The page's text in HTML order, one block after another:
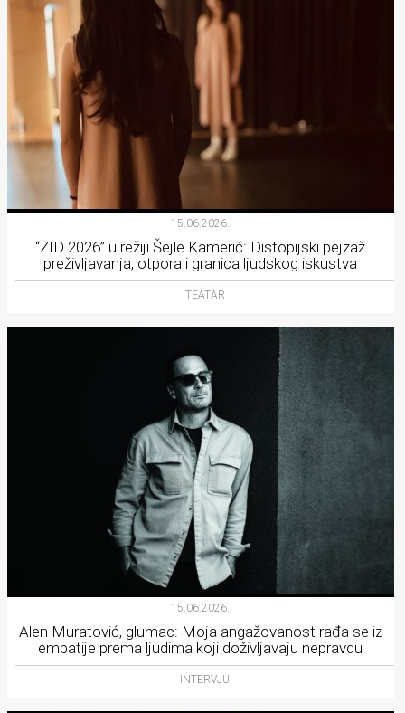
15.06.2026.
“ZID 2026” u režiji Šejle Kamerić: Distopijski pejzaž
preživljavanja, otpora i granica ljudskog iskustva
TEATAR
15.06.2026.
Alen Muratović, glumac: Moja angažovanost rađa se iz
empatije prema ljudima koji doživljavaju nepravdu
INTERVJU